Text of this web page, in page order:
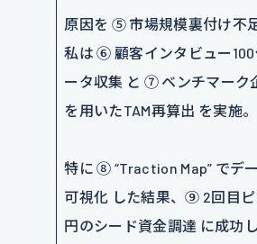
原因を ⑤ 市場規模裏付け不
私は ⑥ 顧客インタビュー
ータ収集 と ⑦ ベンチマーク
を用いたTAM再算出 を実施。
特に ⑧ “Traction Map” でデ
可視化 した結果、⑨ 2回目
円のシード資金調達 に成功し